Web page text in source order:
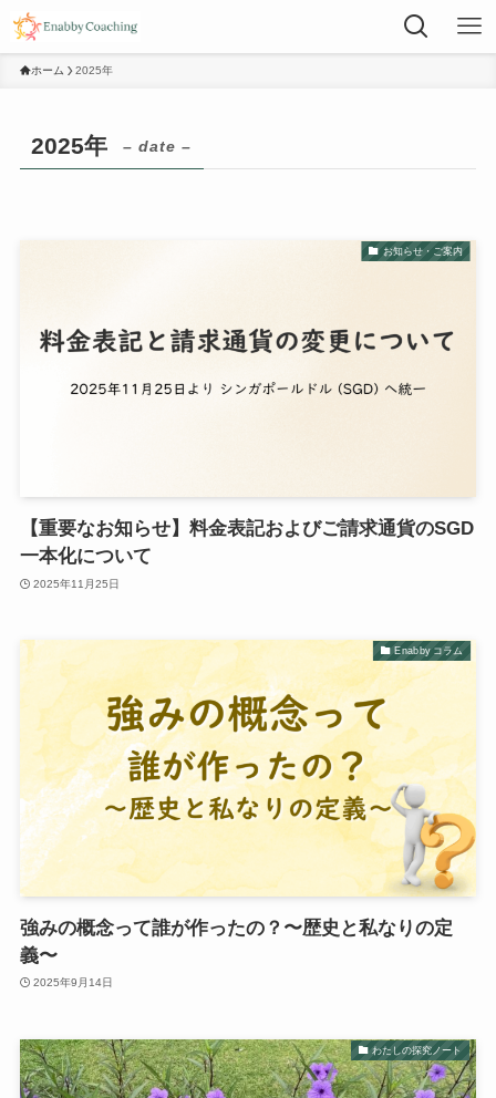
ホーム 2025年
2025年 – date –
お知らせ・ご案内
【重要なお知らせ】料金表記およびご請求通貨のSGD
一本化について
2025年11月25日
Enabby コラム
強みの概念って誰が作ったの？〜歴史と私なりの定
義〜
2025年9月14日
わたしの探究ノート